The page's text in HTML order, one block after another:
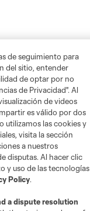
de seguimiento para
del sitio, entender
de optar por no
de Privacidad". Al
de videos
es válido por dos
utilizamos las cookies y
visita la sección
a nuestros
disputas. Al hacer clic
y uso de las tecnologías
Policy.
a dispute resolution